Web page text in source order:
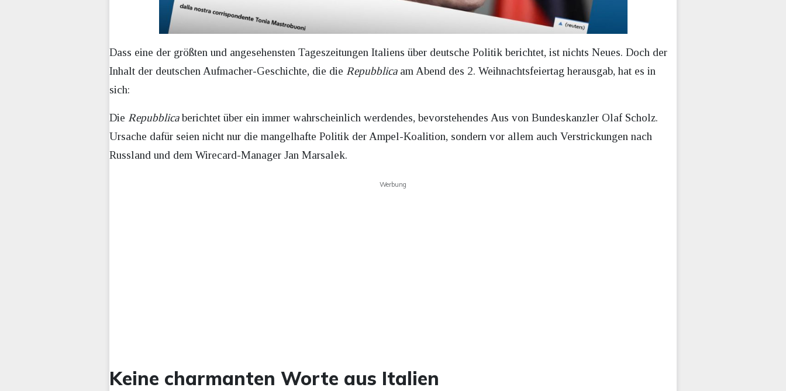
Dass eine der größten und angesehensten Tageszeitungen Italiens über deutsche Politik berichtet, ist nichts Neues. Doch der
Inhalt der deutschen Aufmacher-Geschichte, die die Repubblicaam Abend des 2. Weihnachtsfeiertag herausgab, hat es in
sich:
Die Repubblicaberichtet über ein immer wahrscheinlich werdendes, bevorstehendes Aus von Bundeskanzler Olaf Scholz.
Ursache dafür seien nicht nur die mangelhafte Politik der Ampel-Koalition, sondern vor allem auch Verstrickungen nach
Russland und dem Wirecard-Manager Jan Marsalek.
Werbung
Keine charmanten Worte aus Italien